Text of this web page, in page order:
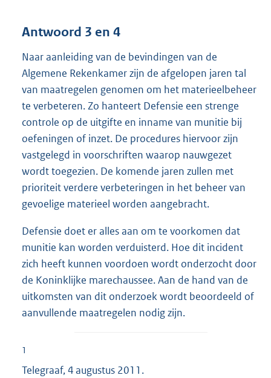
Antwoord 3 en 4
Naar aanleiding van de bevindingen van de
Algemene Rekenkamer zijn de afgelopen jaren tal
van maatregelen genomen om het materieelbeheer
te verbeteren. Zo hanteert Defensie een strenge
controle op de uitgifte en inname van munitie bij
oefeningen of inzet. De procedures hiervoor zijn
vastgelegd in voorschriften waarop nauwgezet
wordt toegezien. De komende jaren zullen met
prioriteit verdere verbeteringen in het beheer van
gevoelige materieel worden aangebracht.
Defensie doet er alles aan om te voorkomen dat
munitie kan worden verduisterd. Hoe dit incident
zich heeft kunnen voordoen wordt onderzocht door
de Koninklijke marechaussee. Aan de hand van de
uitkomsten van dit onderzoek wordt beoordeeld of
aanvullende maatregelen nodig zijn.
1
Telegraaf, 4 augustus 2011.